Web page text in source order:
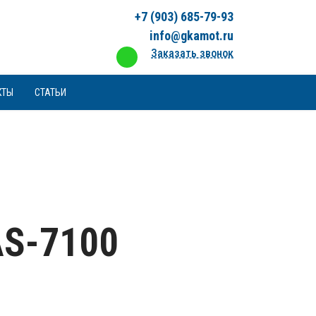
+7 (903) 685-79-93
info@gkamot.ru
Заказать звонок
СТАТЬИ
7100